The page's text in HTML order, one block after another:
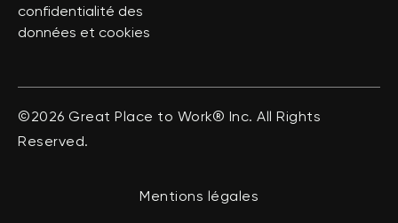
confidentialité des
données et cookies
©2026 Great Place to Work® Inc. All Rights
Reserved.
Mentions légales